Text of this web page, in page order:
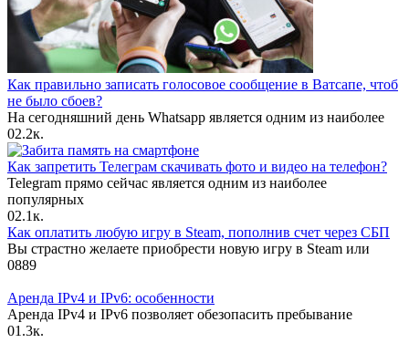
Как правильно записать голосовое сообщение в Ватсапе, чтоб
не было сбоев?
На сегодняшний день Whatsapp является одним из наиболее
02.2к.
Как запретить Телеграм скачивать фото и видео на телефон?
Telegram прямо сейчас является одним из наиболее
популярных
02.1к.
Как оплатить любую игру в Steam, пополнив счет через СБП
Вы страстно желаете приобрести новую игру в Steam или
0889
Аренда IPv4 и IPv6: особенности
Аренда IPv4 и IPv6 позволяет обезопасить пребывание
01.3к.